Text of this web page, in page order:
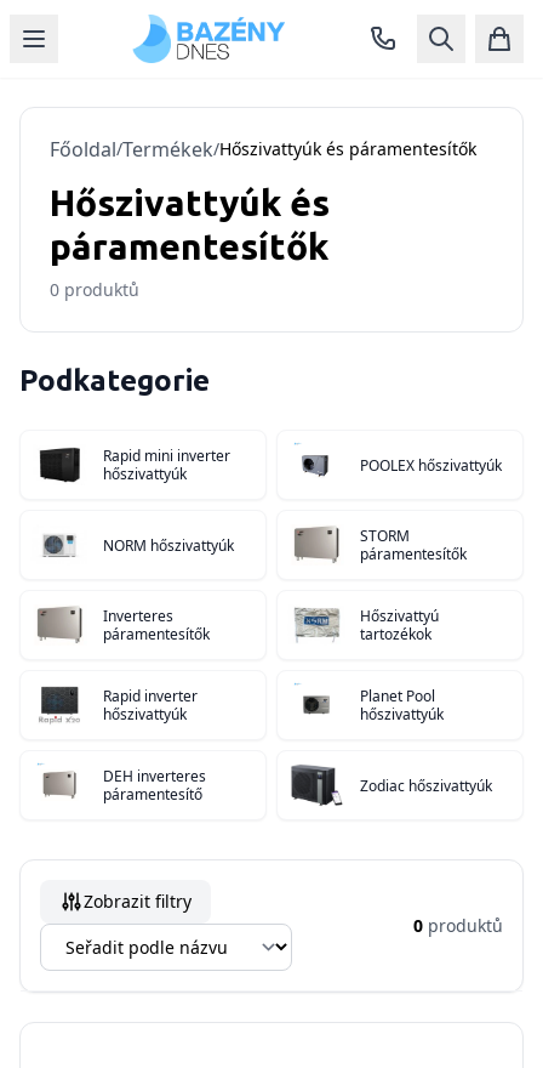
Főoldal/Termékek/Hőszivattyúk és páramentesítők
Hőszivattyúk és
páramentesítők
0 produktů
Podkategorie
Rapid mini inverter
hőszivattyúk
POOLEX hőszivattyúk
NORM hőszivattyúk
STORM
páramentesítők
Inverteres
páramentesítők
Hőszivattyú
tartozékok
Rapid inverter
hőszivattyúk
Planet Pool
hőszivattyúk
DEH inverteres
páramentesítő
Zodiac hőszivattyúk
Zobrazit filtry
0 produktů